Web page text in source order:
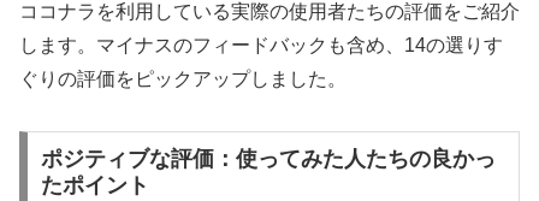
ココナラを利用している実際の使用者たちの評価をご紹介
します。マイナスのフィードバックも含め、14の選りす
ぐりの評価をピックアップしました。
ポジティブな評価：使ってみた人たちの良かっ
たポイント